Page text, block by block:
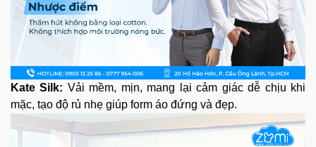
Kate Silk: Vải mềm, mịn, mang lại cảm giác dễ chịu khi
mặc, tạo độ rủ nhẹ giúp form áo đứng và đẹp.